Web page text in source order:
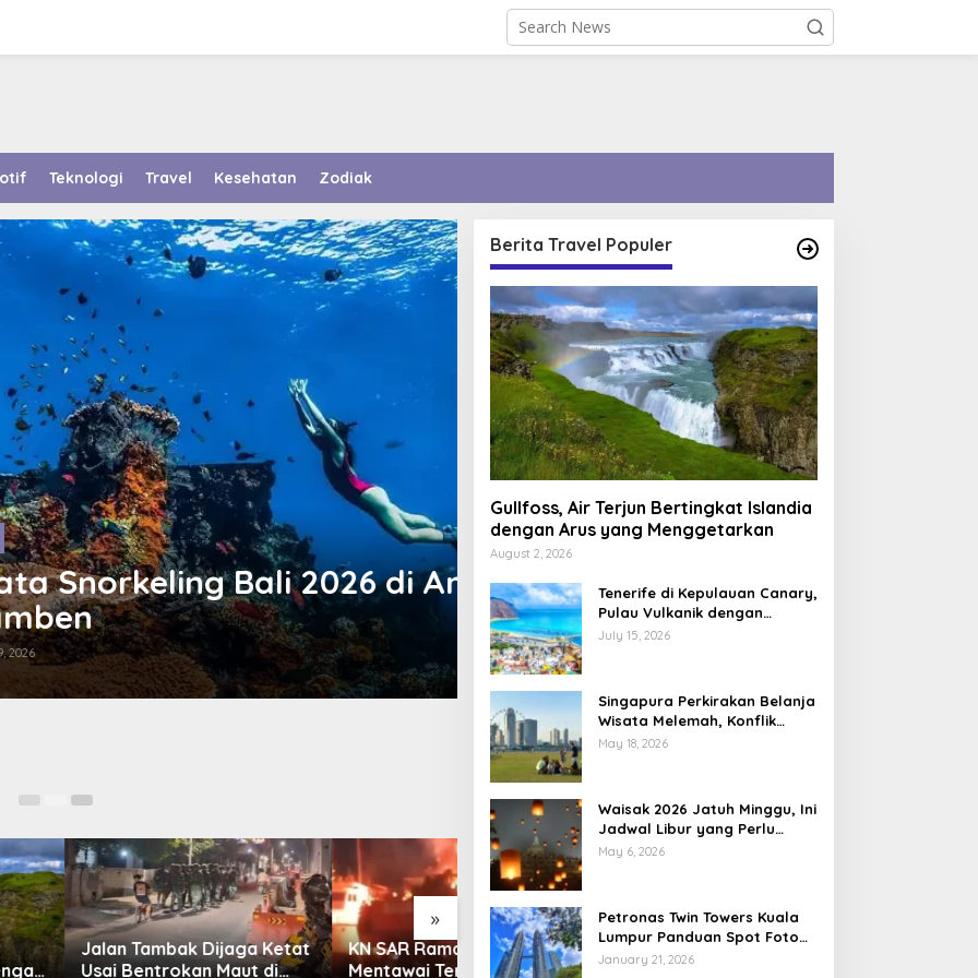
Teknologi Travel Kesehatan Zodiak
2026 di Amed dan
Travel
Travel Viral Hidden Gem Baru
Instagramable
November 28, 2025
»
Dijaga Ketat
Maut di
KN SAR Ramawijaya
Mentawai Terbakar Saat
Dua Lajur Tol JORR Arah
Cakung Ditutup Usai
KPK Banding Vonis Abdul
Berita Travel Populer
Gullfoss, Air Terjun Bertingkat Islandia
dengan Arus yang Menggetarkan
August 2, 2026
Tenerife di Kepulauan Canary,
Pulau Vulkanik dengan
Pesona Berlapis
July 15, 2026
Singapura Perkirakan Belanja
Wisata Melemah, Konflik
Global Jadi Sorotan
May 18, 2026
Waisak 2026 Jatuh Minggu, Ini
Jadwal Libur yang Perlu
Dicatat
May 6, 2026
Petronas Twin Towers Kuala
Lumpur Panduan Spot Foto
Ikonik
January 21, 2026